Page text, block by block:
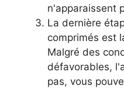
n'apparaissent
La dernière
comprimés est
Malgré des
défavorables,
pas, vous